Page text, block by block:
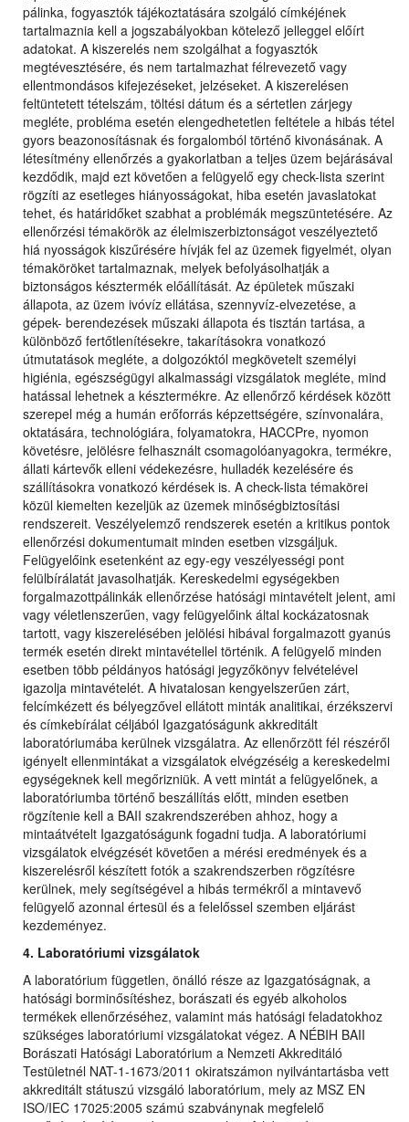
pálinka, fogyasztók tájékoztatására szolgáló címkéjének
tartalmaznia kell a jogszabályokban kötelező jelleggel előírt
adatokat. A kiszerelés nem szolgálhat a fogyasztók
megtévesztésére, és nem tartalmazhat félrevezető vagy
ellentmondásos kifejezéseket, jelzéseket. A kiszerelésen
feltüntetett tételszám, töltési dátum és a sértetlen zárjegy
megléte, probléma esetén elengedhetetlen feltétele a hibás tétel
gyors beazonosításnak és forgalomból történő kivonásának. A
létesítmény ellenőrzés a gyakorlatban a teljes üzem bejárásával
kezdődik, majd ezt követően a felügyelő egy check-lista szerint
rögzíti az esetleges hiányosságokat, hiba esetén javaslatokat
tehet, és határidőket szabhat a problémák megszüntetésére. Az
ellenőrzési témakörök az élelmiszerbiztonságot veszélyeztető
hiá nyosságok kiszűrésére hívják fel az üzemek figyelmét, olyan
témaköröket tartalmaznak, melyek befolyásolhatják a
biztonságos késztermék előállítását. Az épületek műszaki
állapota, az üzem ivóvíz ellátása, szennyvíz-elvezetése, a
gépek- berendezések műszaki állapota és tisztán tartása, a
különböző fertőtlenítésekre, takarításokra vonatkozó
útmutatások megléte, a dolgozóktól megkövetelt személyi
higiénia, egészségügyi alkalmassági vizsgálatok megléte, mind
hatással lehetnek a késztermékre. Az ellenőrző kérdések között
szerepel még a humán erőforrás képzettségére, színvonalára,
oktatására, technológiára, folyamatokra, HACCPre, nyomon
követésre, jelölésre felhasznált csomagolóanyagokra, termékre,
állati kártevők elleni védekezésre, hulladék kezelésére és
szállításokra vonatkozó kérdések is. A check-lista témakörei
közül kiemelten kezeljük az üzemek minőségbiztosítási
rendszereit. Veszélyelemző rendszerek esetén a kritikus pontok
ellenőrzési dokumentumait minden esetben vizsgáljuk.
Felügyelőink esetenként az egy-egy veszélyességi pont
felülbírálatát javasolhatják. Kereskedelmi egységekben
forgalmazottpálinkák ellenőrzése hatósági mintavételt jelent, ami
vagy véletlenszerűen, vagy felügyelőink által kockázatosnak
tartott, vagy kiszerelésében jelölési hibával forgalmazott gyanús
termék esetén direkt mintavétellel történik. A felügyelő minden
esetben több példányos hatósági jegyzőkönyv felvételével
igazolja mintavételét. A hivatalosan kengyelszerűen zárt,
felcímkézett és bélyegzővel ellátott minták analitikai, érzékszervi
és címkebírálat céljából Igazgatóságunk akkreditált
laboratóriumába kerülnek vizsgálatra. Az ellenőrzött fél részéről
igényelt ellenmintákat a vizsgálatok elvégzéséig a kereskedelmi
egységeknek kell megőrizniük. A vett mintát a felügyelőnek, a
laboratóriumba történő beszállítás előtt, minden esetben
rögzítenie kell a BAII szakrendszerében ahhoz, hogy a
mintaátvételt Igazgatóságunk fogadni tudja. A laboratóriumi
vizsgálatok elvégzését követően a mérési eredmények és a
kiszerelésről készített fotók a szakrendszerben rögzítésre
kerülnek, mely segítségével a hibás termékről a mintavevő
felügyelő azonnal értesül és a felelőssel szemben eljárást
kezdeményez.
4. Laboratóriumi vizsgálatok
A laboratórium független, önálló része az Igazgatóságnak, a
hatósági borminősítéshez, borászati és egyéb alkoholos
termékek ellenőrzéséhez, valamint más hatósági feladatokhoz
szükséges laboratóriumi vizsgálatokat végez. A NÉBIH BAII
Borászati Hatósági Laboratórium a Nemzeti Akkreditáló
Testületnél NAT-1-1673/2011 okiratszámon nyilvántartásba vett
akkreditált státuszú vizsgáló laboratórium, mely az MSZ EN
ISO/IEC 17025:2005 számú szabványnak megfelelő